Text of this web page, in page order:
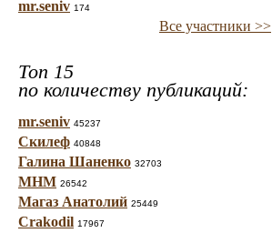
mr.seniv 174
Все участники >>
Топ 15
по количеству публикаций:
mr.seniv 45237
Скилеф 40848
Галина Шаненко 32703
МНМ 26542
Магаз Анатолий 25449
Crakodil 17967